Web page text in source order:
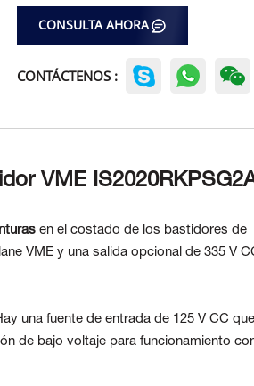
CONSULTA AHORA
CONTÁCTENOS :
VME
en el costado de los bastidores de
VME y una salida opcional de 335 V
una fuente de entrada de 125 V CC
de bajo voltaje para funcionamiento